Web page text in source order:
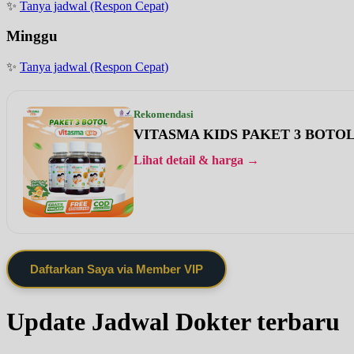
✨ Tanya jadwal (Respon Cepat)
Minggu
✨ Tanya jadwal (Respon Cepat)
Rekomendasi
VITASMA KIDS PAKET 3
Lihat detail & harga →
Daftarkan Saya via Member VIP
Update Jadwal Dokter terbaru